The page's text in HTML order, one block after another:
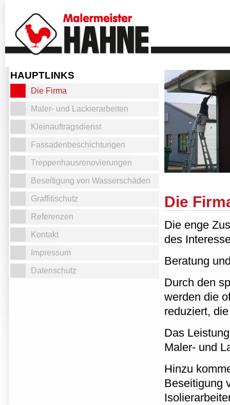
HAUPTLINKS
Die Firma
Maler- und Lackierarbeiten
Kleinauftragsdienst
Fassadenbeschichtungen
Treppenhausrenovierungen
Beseitigung von Wasserschäden
Graffitischutz
Referenzen
Kontakt
Impressum
Datenschutz
Die
Die enge
des
Beratung
Durch den
werden die
reduziert,
Das
Maler- und
Hinzu
Beseitigung